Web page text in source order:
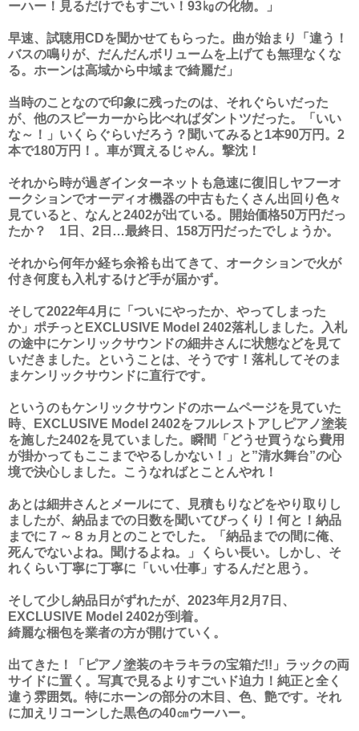
ーハー！見るだけでもすごい！93㎏の化物。」
早速、試聴用CDを聞かせてもらった。曲が始まり「違う！
バスの鳴りが、だんだんボリュームを上げても無理なくな
る。ホーンは高域から中域まで綺麗だ」
当時のことなので印象に残ったのは、それぐらいだった
が、他のスピーカーから比べればダントツだった。「いい
な～！」いくらぐらいだろう？聞いてみると1本90万円。2
本で180万円！。車が買えるじゃん。撃沈！
それから時が過ぎインターネットも急速に復旧しヤフーオ
ークションでオーディオ機器の中古もたくさん出回り色々
見ていると、なんと2402が出ている。開始価格50万円だっ
たか？ 1日、2日…最終日、158万円だったでしょうか。
それから何年か経ち余裕も出てきて、オークションで火が
付き何度も入札するけど手が届かず。
そして2022年4月に「ついにやったか、やってしまった
か」ポチっとEXCLUSIVE Model 2402落札しました。入札
の途中にケンリックサウンドの細井さんに状態などを見て
いだきました。ということは、そうです！落札してそのま
まケンリックサウンドに直行です。
というのもケンリックサウンドのホームページを見ていた
時、EXCLUSIVE Model 2402をフルレストアしピアノ塗装
を施した2402を見ていました。瞬間「どうせ買うなら費用
が掛かってもここまでやるしかない！」と”清水舞台”の心
境で決心しました。こうなればとことんやれ！
あとは細井さんとメールにて、見積もりなどをやり取りし
ましたが、納品までの日数を聞いてびっくり！何と！納品
までに７～８ヵ月とのことでした。「納品までの間に俺、
死んでないよね。聞けるよね。」くらい長い。しかし、そ
れくらい丁寧に丁寧に「いい仕事」するんだと思う。
そして少し納品日がずれたが、2023年月2月7日、
EXCLUSIVE Model 2402が到着。
綺麗な梱包を業者の方が開けていく。
出てきた！「ピアノ塗装のキラキラの宝箱だ!!」ラックの両
サイドに置く。写真で見るよりすごいド迫力！純正と全く
違う雰囲気。特にホーンの部分の木目、色、艶です。それ
に加えリコーンした黒色の40㎝ウーハー。